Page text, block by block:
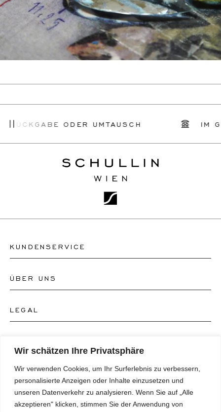
Wir schätzen Ihre Privatsphäre
Wir verwenden Cookies, um Ihr Surferlebnis zu verbessern,
personalisierte Anzeigen oder Inhalte einzusetzen und
unseren Datenverkehr zu analysieren. Wenn Sie auf „Alle
akzeptieren" klicken, stimmen Sie der Anwendung von
ODER UMTAUSCH IM
KUNDENSERVICE
Kontakt Uhrengeschäft
ÜBER UNS
Über uns
Magazin
Presse
LEGAL
Datenschutzrichtlinie
Impressum
Instagram
Facebook
SPRACHE
Deutsch